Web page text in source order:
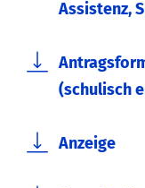
Assistenz,
(schulisch
Anzeige